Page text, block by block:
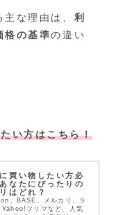
な理由は、 利
格の基準の違い
い方はこちら！
買い物したい方必
なたにぴったりの
はどれ？
、BASE、メルカリ、ラ
Yahoo!フリマなど、人気